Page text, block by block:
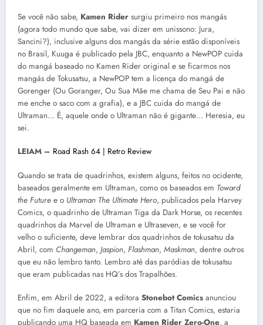
Se você não sabe, Kamen Rider surgiu primeiro nos mangás
(agora todo mundo que sabe, vai dizer em unissono: Jura,
Sancini?), inclusive alguns dos mangás da série estão disponíveis
no Brasil, Kuuga é publicado pela JBC, enquanto a NewPOP cuida
do mangá baseado no Kamen Rider original e se ficarmos nos
mangás de Tokusatsu, a NewPOP tem a licença do mangá de
Gorenger (Ou Goranger, Ou Sua Mãe me chama de Seu Pai e não
me enche o saco com a grafia), e a JBC cuida do mangá de
Ultraman… É, aquele onde o Ultraman não é gigante… Heresia, eu
sei.
LEIAM – Road Rash 64 | Retro Review
Quando se trata de quadrinhos, existem alguns, feitos no ocidente,
baseados geralmente em Ultraman, como os baseados em Toward
the Future e o Ultraman The Ultimate Hero, publicados pela Harvey
Comics, o quadrinho de Ultraman Tiga da Dark Horse, os recentes
quadrinhos da Marvel de Ultraman e Ultraseven, e se você for
velho o suficiente, deve lembrar dos quadrinhos de tokusatsu da
Abril, com Changeman, Jaspion, Flashman, Maskman, dentre outros
que eu não lembro tanto. Lembro até das paródias de tokusatsu
que eram publicadas nas HQ’s dos Trapalhões.
Enfim, em Abril de 2022, a editora Stonebot Comics anunciou
que no fim daquele ano, em parceria com a Titan Comics, estaria
publicando uma HQ baseada em Kamen Rider Zero-One, a